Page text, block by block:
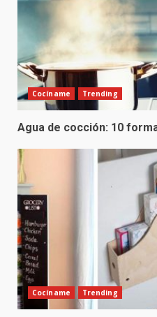
Cocíname Trending
Agua de cocción: 10
Cocíname Trending